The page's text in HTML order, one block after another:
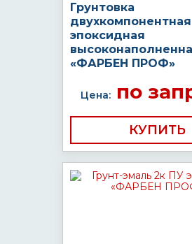
Грунтовка
двухкомпонентная
эпоксидная
«ФАРБЕН ПРОФ»
Цена:по
КУПИТЬ